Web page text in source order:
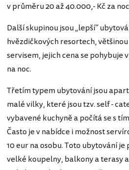
v průměru 20 až 40.000,- Kč za
Další skupinou jsou „lepší“
hvězdičkových resortech,
servisem, jejich cena se pohybuje
na noc.
Třetím typem ubytování jsou
malé vilky, které jsou tzv. self -
vybavené kuchyně a počítá se s
Často je v nabídce i možnost
10 eur na osobu. Toto ubytování
velké koupelny, balkony a terasy